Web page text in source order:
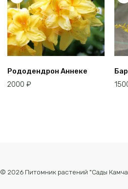
Рододендрон Аннеке
2000 ₽
© 2026 Питомник растений "Сады